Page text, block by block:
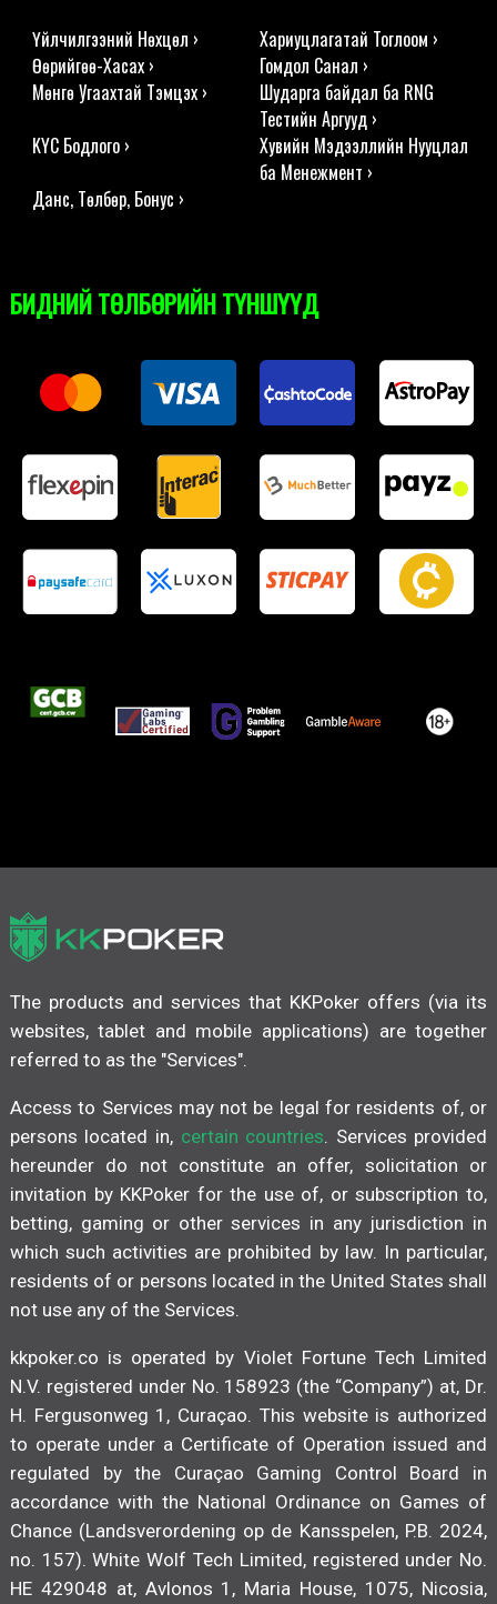
Үйлчилгээний Нөхцөл ›
Хариуцлагатай Тоглоом ›
Өөрийгөө-Хасах ›
Гомдол Санал ›
Мөнгө Угаахтай Тэмцэх ›
Шударга байдал ба RNG
Тестийн Аргууд ›
KYC Бодлого ›
Хувийн Мэдээллийн Нууцлал
ба Менежмент ›
Данс, Төлбөр, Бонус ›
БИДНИЙ ТӨЛБӨРИЙН ТҮНШҮҮД
The products and services that KKPoker offers (via its
websites, tablet and mobile applications) are together
referred to as the "Services".
Access to Services may not be legal for residents of, or
persons located in, certain countries. Services provided
hereunder do not constitute an offer, solicitation or
invitation by KKPoker for the use of, or subscription to,
betting, gaming or other services in any jurisdiction in
which such activities are prohibited by law. In particular,
residents of or persons located in the United States shall
not use any of the Services.
kkpoker.co is operated by Violet Fortune Tech Limited
N.V. registered under No. 158923 (the “Company”) at, Dr.
H. Fergusonweg 1, Curaçao. This website is authorized
to operate under a Certificate of Operation issued and
regulated by the Curaçao Gaming Control Board in
accordance with the National Ordinance on Games of
Chance (Landsverordening op de Kansspelen, P.B. 2024,
no. 157). White Wolf Tech Limited, registered under No.
HE 429048 at, Avlonos 1, Maria House, 1075, Nicosia,